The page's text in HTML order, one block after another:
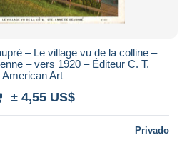
– Le village vu de la colline –
– vers 1920 – Éditeur C. T.
American Art
± 4,55 US$
Privado